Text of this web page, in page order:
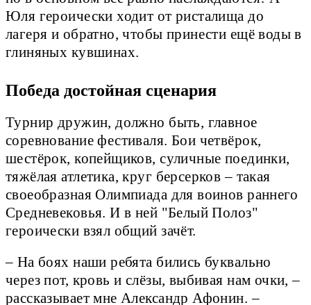
Юля героически ходит от ристалища до
лагеря и обратно, чтобы принести ещё воды в
глиняных кувшинах.
Победа достойная сценария
Турнир дружин, должно быть, главное
соревнование фестиваля. Бои четвёрок,
шестёрок, копейщиков, суличные поединки,
тяжёлая атлетика, круг берсерков – такая
своеобразная Олимпиада для воинов раннего
Средневековья. И в ней "Белый Полоз"
героически взял общий зачёт.
– На боях наши ребята бились буквально
через пот, кровь и слёзы, выбивая нам очки, –
рассказывает мне Александр Афонин. –